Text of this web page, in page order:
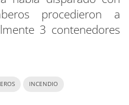
procedieron a
3 contenedores
INCENDIO